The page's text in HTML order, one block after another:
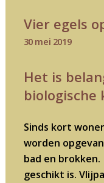
Vier egels
30 mei 2019
Het is
biologische
Sinds kort
worden
bad en
geschikt is.